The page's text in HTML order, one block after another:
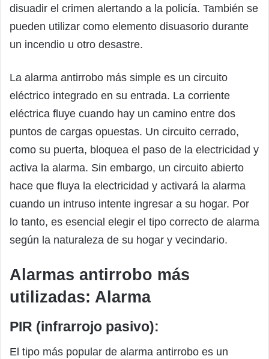
disuadir el crimen alertando a la policía. También se
pueden utilizar como elemento disuasorio durante
un incendio u otro desastre.
La alarma antirrobo más simple es un circuito
eléctrico integrado en su entrada. La corriente
eléctrica fluye cuando hay un camino entre dos
puntos de cargas opuestas. Un circuito cerrado,
como su puerta, bloquea el paso de la electricidad y
activa la alarma. Sin embargo, un circuito abierto
hace que fluya la electricidad y activará la alarma
cuando un intruso intente ingresar a su hogar. Por
lo tanto, es esencial elegir el tipo correcto de alarma
según la naturaleza de su hogar y vecindario.
Alarmas antirrobo más
utilizadas: Alarma
PIR (infrarrojo pasivo):
El tipo más popular de alarma antirrobo es un